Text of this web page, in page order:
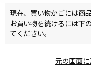
現在、買い物かごには商
お買い物を続けるには下
てください。
元の画面